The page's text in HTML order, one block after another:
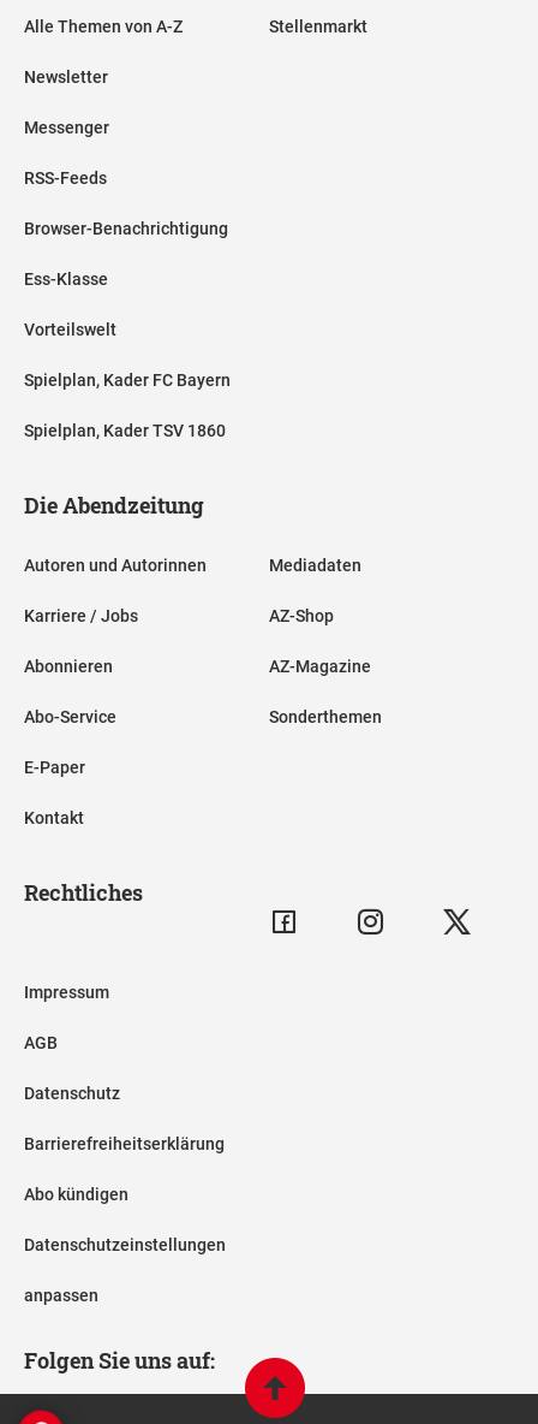
Alle Themen von A-Z
Newsletter
Messenger
RSS-Feeds
Browser-Benachrichtigung
Ess-Klasse
Vorteilswelt
Spielplan, Kader FC Bayern
Spielplan, Kader TSV 1860
Stellenmarkt
Die Abendzeitung
Autoren und Autorinnen
Karriere / Jobs
Abonnieren
Abo-Service
E-Paper
Kontakt
Mediadaten
AZ-Shop
AZ-Magazine
Sonderthemen
Rechtliches
Impressum
AGB
Datenschutz
Barrierefreiheitserklärung
Abo kündigen
Datenschutzeinstellungen
anpassen
Folgen Sie uns auf: